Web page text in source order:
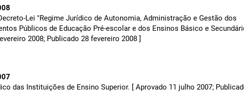
Lei "Regime Jurídico de Autonomia, Administração e Gestão dos
Públicos de Educação Pré-escolar e dos Ensinos Básico e
2008; Publicado 28 fevereiro 2008 ]
das Instituições de Ensino Superior. [ Aprovado 11 julho 2007;